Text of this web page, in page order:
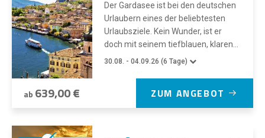
Der Gardasee ist bei den deutschen
Urlaubern eines der beliebtesten
Urlaubsziele. Kein Wunder, ist er
doch mit seinem tiefblauen, klaren...
30.08. - 04.09.26 (6 Tage)
ab 639,00 € ZUM ANGEBOT